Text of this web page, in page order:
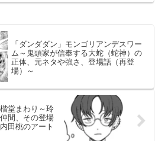
「ダンダダン」モンゴリアンデスワー
ム～鬼頭家が信奉する大蛇（蛇神）の
正体、元ネタや強さ、登場話（再登
場）～
堂まわり～玲
間、その登場
田桃のアート